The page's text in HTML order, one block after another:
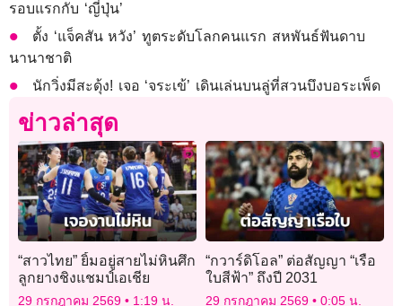
รอบแรกกับ ‘ญี่ปุ่น’
ตั้ง ‘แจ็คสัน หวัง’ ทูตระดับโลกคนแรก สหพันธ์ฟันดาบ
นานาชาติ
นักวิ่งมีสะดุ้ง! เจอ ‘จระเข้’ เดินเล่นบนลู่ที่สวนบึงบอระเพ็ด
ข่าวล่าสุด
“สาวไทย” ยิ้มอยู่สายไม่หินศึก
ลูกยางชิงแชมป์เอเชีย
29 กรกฎาคม 2569 1:19 น.
“กวาร์ดิโอล” ต่อสัญญา “เรือ
ใบสีฟ้า” ถึงปี 2031
29 กรกฎาคม 2569 0:05 น.